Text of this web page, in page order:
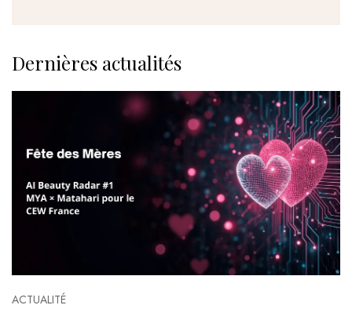
Dernières actualités
ACTUALITÉ